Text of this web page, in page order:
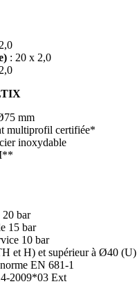
: 20 x 2,0
mm
multiprofil certifiée*
inoxydable
20 bar
15 bar
10 bar
et H) et supérieur à Ø40 (U)
EN 681-1
2009*03 Ext